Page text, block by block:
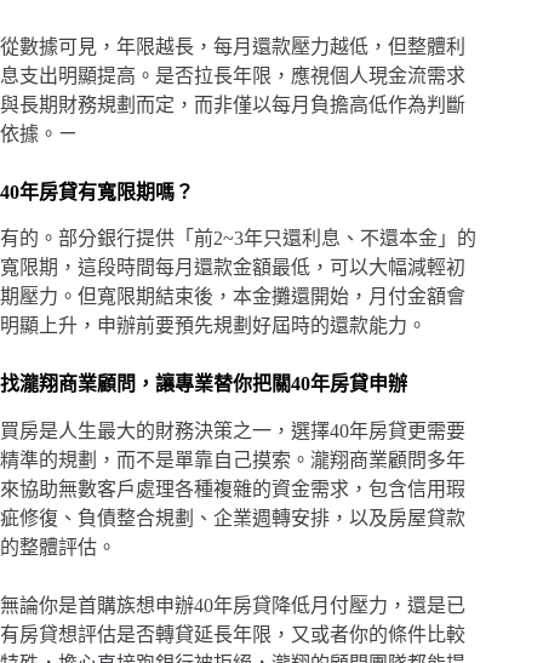
從數據可見，年限越長，每月還款壓力越低，但整體利
息支出明顯提高。是否拉長年限，應視個人現金流需求
與長期財務規劃而定，而非僅以每月負擔高低作為判斷
依據。ㄧ
40年房貸有寬限期嗎？
有的。部分銀行提供「前2~3年只還利息、不還本金」的
寬限期，這段時間每月還款金額最低，可以大幅減輕初
期壓力。但寬限期結束後，本金攤還開始，月付金額會
明顯上升，申辦前要預先規劃好屆時的還款能力。
找瀧翔商業顧問，讓專業替你把關40年房貸申辦
買房是人生最大的財務決策之一，選擇40年房貸更需要
精準的規劃，而不是單靠自己摸索。瀧翔商業顧問多年
來協助無數客戶處理各種複雜的資金需求，包含信用瑕
疵修復、負債整合規劃、企業週轉安排，以及房屋貸款
的整體評估。
無論你是首購族想申辦40年房貸降低月付壓力，還是已
有房貸想評估是否轉貸延長年限，又或者你的條件比較